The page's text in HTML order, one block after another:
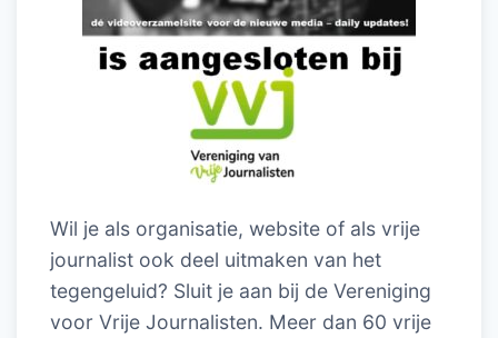
Wil je als organisatie, website of als vrije
journalist ook deel uitmaken van het
tegengeluid? Sluit je aan bij de Vereniging
voor Vrije Journalisten. Meer dan 60 vrije